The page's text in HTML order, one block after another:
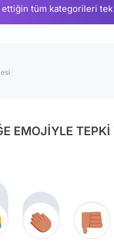
tüm kategorileri tek
EMOJİYLE TEPKİ